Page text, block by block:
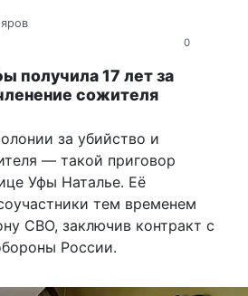
0
получила 17 лет за
сожителя
за убийство и
— такой приговор
Уфы Наталье. Её
тем временем
СВО, заключив контракт с
России.